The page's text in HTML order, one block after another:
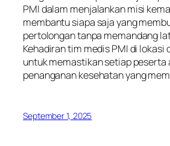
PMI dalam menjalankan misi
membantu siapa saja yang
pertolongan tanpa memandang
Kehadiran tim medis PMI di lokasi
untuk memastikan setiap peserta
penanganan kesehatan yang
September 1, 2025